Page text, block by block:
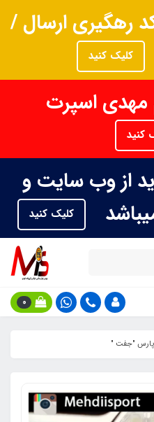
رهگیری ارسال /
کلیک کنید
مهدی اسپرت
کنید
از وب سایت و
کلیک کنید
0
پارس "جفت "